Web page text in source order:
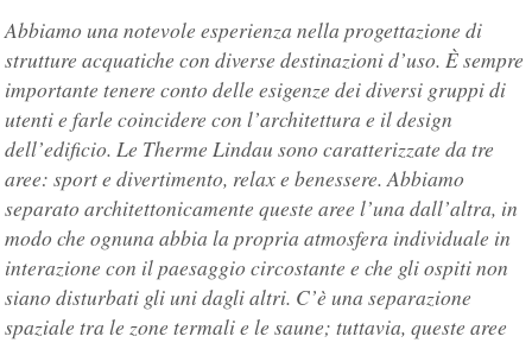
Abbiamo una notevole esperienza nella progettazione di
strutture acquatiche con diverse destinazioni d’uso. È sempre
importante tenere conto delle esigenze dei diversi gruppi di
utenti e farle coincidere con l’architettura e il design
dell’edificio. Le Therme Lindau sono caratterizzate da tre
aree: sport e divertimento, relax e benessere. Abbiamo
separato architettonicamente queste aree l’una dall’altra, in
modo che ognuna abbia la propria atmosfera individuale in
interazione con il paesaggio circostante e che gli ospiti non
siano disturbati gli uni dagli altri. C’è una separazione
spaziale tra le zone termali e le saune; tuttavia, queste aree